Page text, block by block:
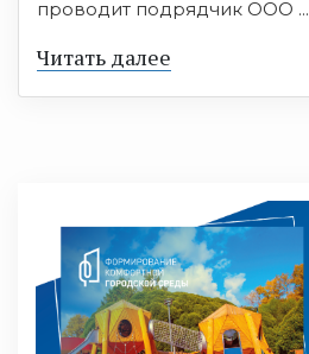
проводит подрядчик ООО ...
Читать далее